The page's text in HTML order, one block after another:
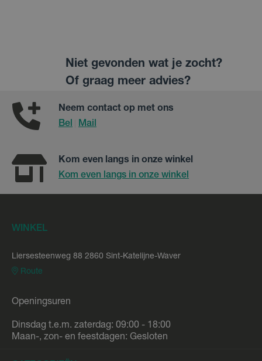
Niet gevonden wat je zocht?
Of graag meer advies?
Neem contact op met ons
Bel
Mail
Kom even langs in onze winkel
Kom even langs in onze winkel
WINKEL
Liersesteenweg 88 2860 Sint-Katelijne-Waver
Route
Openingsuren
Dinsdag t.e.m. zaterdag: 09:00 - 18:00
Maan-, zon- en feestdagen: Gesloten